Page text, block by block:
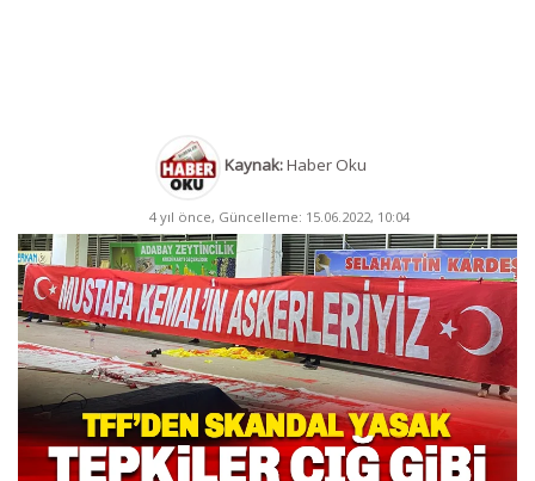
Kaynak:Haber Oku
4 yıl önce, Güncelleme: 15.06.2022, 10:04